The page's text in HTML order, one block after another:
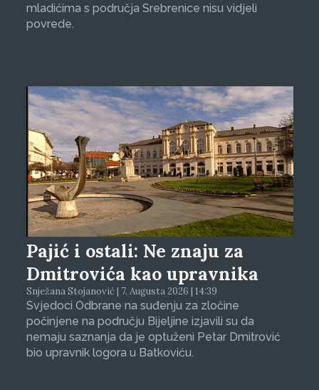
mladićima s područja Srebrenice nisu vidjeli
povrede.
Pajić i ostali: Ne znaju za
Dmitrovića kao upravnika
Snježana Stojanović | 7. Augusta 2026 | 14:39
Svjedoci Odbrane na suđenju za zločine
počinjene na području Bijeljine izjavili su da
nemaju saznanja da je optuženi Petar Dmitrović
bio upravnik logora u Batkoviću.